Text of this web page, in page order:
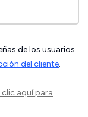
de los usuarios
del cliente.
clic aquípara